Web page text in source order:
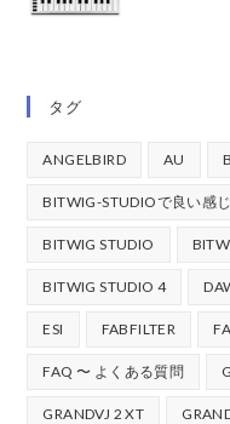
タグ
ANGELBIRD AU
BITWIG-STUDIOで良い感
BITWIG STUDIO
BITWIG STUDIO 4
ESI FABFILTER
FAQ 〜 よくある質問
GRANDVJ 2 XT